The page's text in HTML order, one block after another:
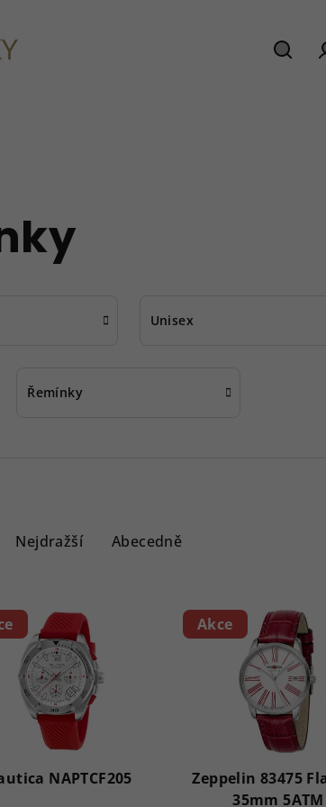
Unisex
Řemínky
Nejdražší Abecedně
NAPTCF205
Akce
Zeppelin 83475
35mm 5ATM